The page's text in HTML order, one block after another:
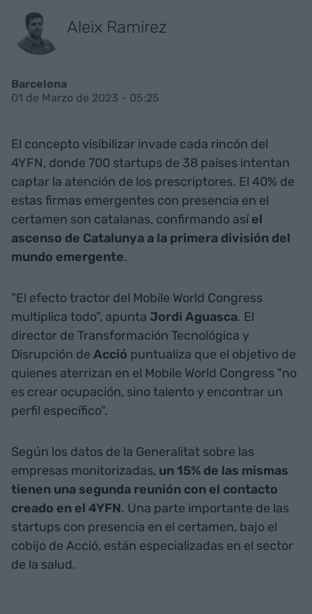
Aleix Ramirez
Barcelona
01 de Marzo de 2023 - 05:25
El concepto visibilizar invade cada rincón del
4YFN, donde 700 startups de 38 países intentan
captar la atención de los prescriptores. El 40% de
estas firmas emergentes con presencia en el
certamen son catalanas, confirmando asíel
ascenso de Catalunya a la primera división del
mundo emergente.
"El efecto tractor del Mobile World Congress
multiplica todo", apunta Jordi Aguasca. El
director de Transformación Tecnológica y
Disrupción de Acció puntualiza que el objetivo de
quienes aterrizan en el Mobile World Congress "no
es crear ocupación, sino talento y encontrar un
perfil específico".
Según los datos de la Generalitat sobre las
empresas monitorizadas, un 15% de las mismas
tienen una segunda reunión con el contacto
creado en el 4YFN. Una parte importante de las
startups con presencia en el certamen, bajo el
cobijo de Acció, están especializadas en el sector
de la salud.